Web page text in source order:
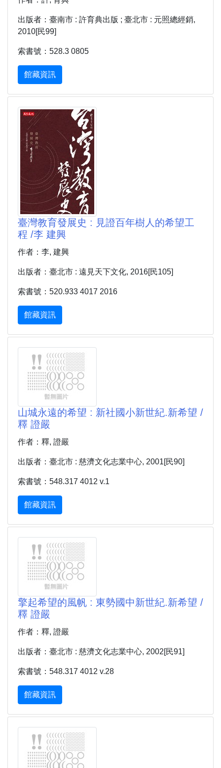
出版者：臺南市 : 許育典出版 ; 臺北市 : 元照總經銷,
2010[民99]
索書號：528.3 0805
館藏資訊
臺灣教育發展史 : 見證百年樹人的希望工
程 /李 建興
作者：李, 建興
出版者：臺北市 : 遠見天下文化, 2016[民105]
索書號：520.933 4017 2016
館藏資訊
山城永遠的希望 : 新社國小新世紀.新希望 /
釋 證嚴
作者：釋, 證嚴
出版者：臺北市 : 慈濟文化志業中心, 2001[民90]
索書號：548.317 4012 v.1
館藏資訊
擎起希望的風帆 : 東勢國中新世紀.新希望 /
釋 證嚴
作者：釋, 證嚴
出版者：臺北市 : 慈濟文化志業中心, 2002[民91]
索書號：548.317 4012 v.28
館藏資訊